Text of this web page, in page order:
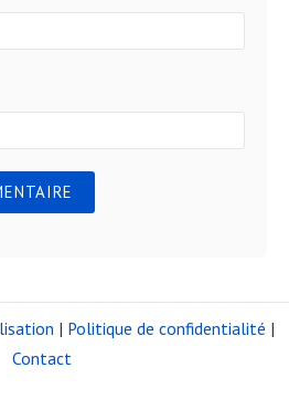
| Politique de confidentialité |
Contact